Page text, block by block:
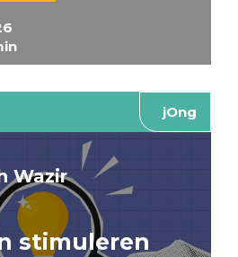
jOng
Wazir
stimuleren